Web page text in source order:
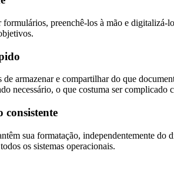
preenchê-los à mão e
armazenar e compartilhar do que
necessário, o que costuma ser complicado
sua formatação, independentemente
os sistemas operacionais.